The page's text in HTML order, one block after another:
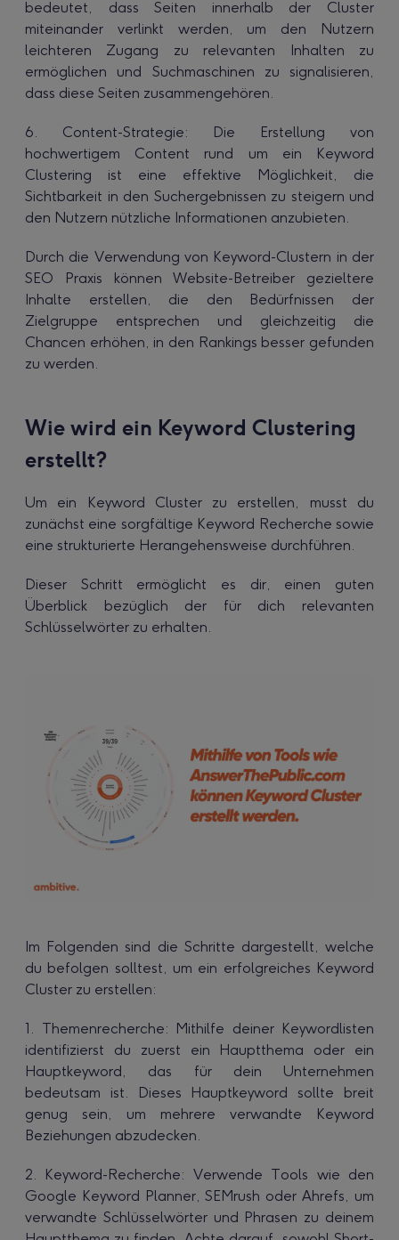
bedeutet, dass Seiten innerhalb der Cluster
miteinander verlinkt werden, um den Nutzern
leichteren Zugang zu relevanten Inhalten zu
ermöglichen und Suchmaschinen zu signalisieren,
dass diese Seiten zusammengehören.
6. Content-Strategie: Die Erstellung von
hochwertigem Content rund um ein Keyword
Clustering ist eine effektive Möglichkeit, die
Sichtbarkeit in den Suchergebnissen zu steigern und
den Nutzern nützliche Informationen anzubieten.
Durch die Verwendung von Keyword-Clustern in der
SEO Praxis können Website-Betreiber gezieltere
Inhalte erstellen, die den Bedürfnissen der
Zielgruppe entsprechen und gleichzeitig die
Chancen erhöhen, in den Rankings besser gefunden
zu werden.
Wie wird ein Keyword Clustering
erstellt?
Um ein Keyword Cluster zu erstellen, musst du
zunächst eine sorgfältige Keyword Recherche sowie
eine strukturierte Herangehensweise durchführen.
Dieser Schritt ermöglicht es dir, einen guten
Überblick bezüglich der für dich relevanten
Schlüsselwörter zu erhalten.
Im Folgenden sind die Schritte dargestellt, welche
du befolgen solltest, um ein erfolgreiches Keyword
Cluster zu erstellen:
1. Themenrecherche: Mithilfe deiner Keywordlisten
identifizierst du zuerst ein Hauptthema oder ein
Hauptkeyword, das für dein Unternehmen
bedeutsam ist. Dieses Hauptkeyword sollte breit
genug sein, um mehrere verwandte Keyword
Beziehungen abzudecken.
2. Keyword-Recherche: Verwende Tools wie den
Google Keyword Planner, SEMrush oder Ahrefs, um
verwandte Schlüsselwörter und Phrasen zu deinem